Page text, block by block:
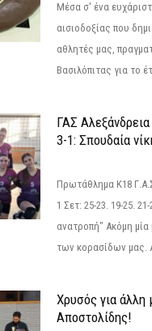
Μέσα σ' ένα
αισιοδοξίας που
αθλητές μας,
Βασιλόπιτας για το
ΓΑΣ
3-1: Σπουδαία
Πρωτάθλημα Κ18
1 Σετ: 25-23. 19-25.
ανατροπή" Ακόμη μία
των κορασίδων μας.
Χρυσός για άλλη
Αποστολίδης!